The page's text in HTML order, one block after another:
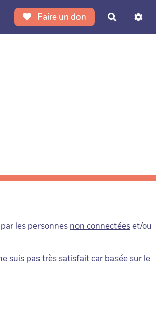
Faire un don Rechercher
les personnes non connectéeset/ou
suis pas très satisfait car basée sur le